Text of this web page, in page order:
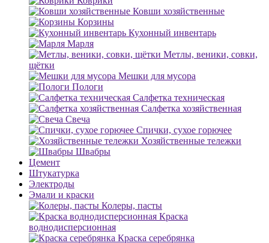
Ковши хозяйственные
Корзины
Кухонный инвентарь
Марля
Метлы, веники, совки,
щётки
Мешки для мусора
Пологи
Салфетка техническая
Салфетка хозяйственная
Свеча
Спички, сухое горючее
Хозяйственные тележки
Швабры
Цемент
Штукатурка
Электроды
Эмали и краски
Колеры, пасты
Краска
воднодисперсионная
Краска серебрянка